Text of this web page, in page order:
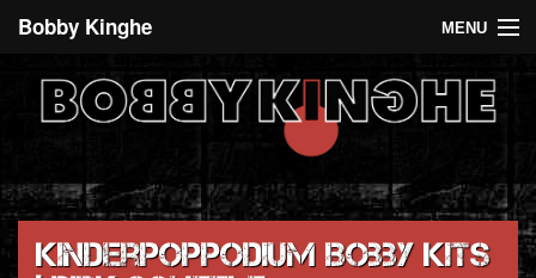
Bobby Kinghe MENU
Recent
De 5 euro club
Over Bobby Kinghe
Kinderpoppodium Bobby KiTs